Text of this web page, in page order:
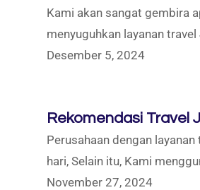
Kami akan sangat gembira
menyuguhkan layanan
Desember 5, 2024
Rekomendasi Travel
Perusahaan dengan
hari, Selain itu, Kami
November 27, 2024